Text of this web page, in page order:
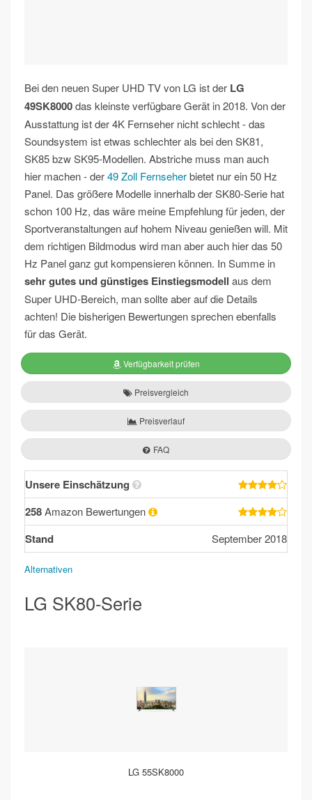
Bei den neuen Super UHD TV von LG ist der LG
49SK8000das kleinste verfügbare Gerät in 2018. Von der
Ausstattung ist der 4K Fernseher nicht schlecht - das
Soundsystem ist etwas schlechter als bei den SK81,
SK85 bzw SK95-Modellen. Abstriche muss man auch
hier machen - der49 Zoll Fernseherbietet nur ein 50 Hz
Panel. Das größere Modelle innerhalb der SK80-Serie hat
schon 100 Hz, das wäre meine Empfehlung für jeden, der
Sportveranstaltungen auf hohem Niveau genießen will. Mit
dem richtigen Bildmodus wird man aber auch hier das 50
Hz Panel ganz gut kompensieren können. In Summe in
sehr gutes und günstiges Einstiegsmodell aus dem
Super UHD-Bereich, man sollte aber auf die Details
achten! Die bisherigen Bewertungen sprechen ebenfalls
für das Gerät.
Verfügbarkeit prüfen
Preisvergleich
Preisverlauf
FAQ
Unsere Einschätzung
258Amazon Bewertungen
Stand September 2018
Alternativen
LG SK80-Serie
LG 55SK8000